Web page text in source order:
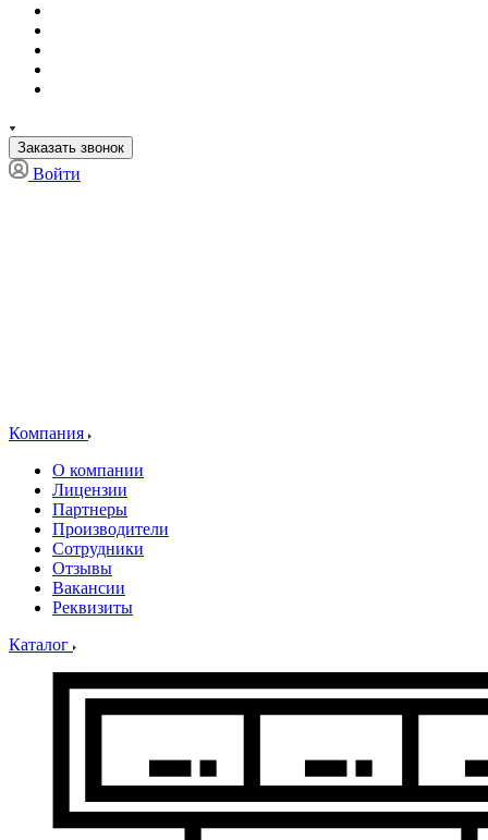
Заказать звонок
Войти
Компания
О компании
Лицензии
Партнеры
Производители
Сотрудники
Отзывы
Вакансии
Реквизиты
Каталог